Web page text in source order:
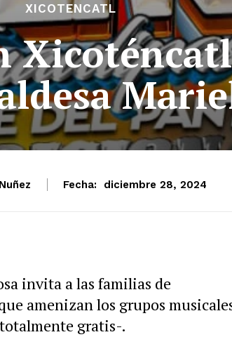
XICOTENCATL
Fecha: diciembre 28, 2024
invita a las familias de
amenizan los grupos
gratis-.